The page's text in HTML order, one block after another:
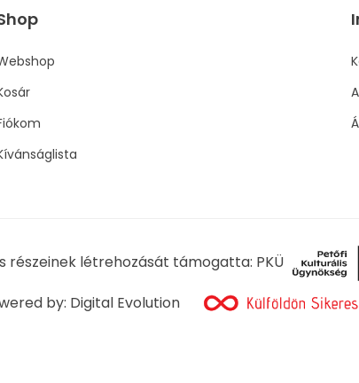
részeinek létrehozását támogatta: PKÜ
by: Digital Evolution